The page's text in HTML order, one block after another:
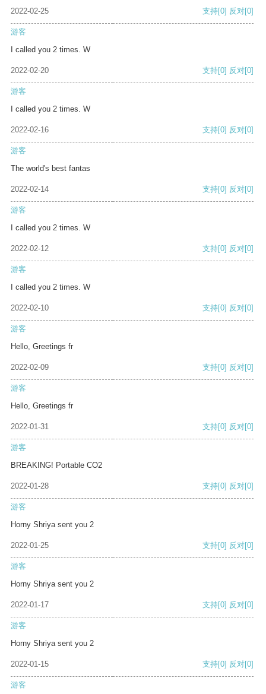
2022-02-25 支持[0] 反对[0]
游客
I called you 2 times. W
2022-02-20 支持[0] 反对[0]
游客
I called you 2 times. W
2022-02-16 支持[0] 反对[0]
游客
The world's best fantas
2022-02-14 支持[0] 反对[0]
游客
I called you 2 times. W
2022-02-12 支持[0] 反对[0]
游客
I called you 2 times. W
2022-02-10 支持[0] 反对[0]
游客
Hello, Greetings fr
2022-02-09 支持[0] 反对[0]
游客
Hello, Greetings fr
2022-01-31 支持[0] 反对[0]
游客
BREAKING! Portable CO2
2022-01-28 支持[0] 反对[0]
游客
Horny Shriya sent you 2
2022-01-25 支持[0] 反对[0]
游客
Horny Shriya sent you 2
2022-01-17 支持[0] 反对[0]
游客
Horny Shriya sent you 2
2022-01-15 支持[0] 反对[0]
游客